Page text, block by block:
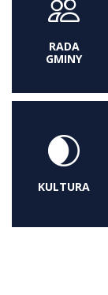
RADA
GMINY
KULTURA